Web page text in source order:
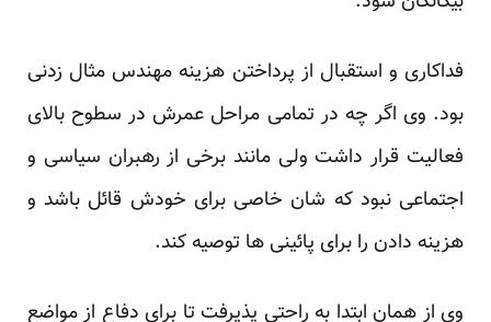
فداکاری و استقبال از پرداختن هزینه مهندس مثال زدنی
بود. وی اگر چه در تمامی مراحل عمرش در سطوح بالای
فعالیت قرار داشت ولی مانند برخی از رهبران سیاسی و
اجتماعی نبود که شان خاصی برای خودش قائل باشد و
هزینه دادن را برای پائینی ها توصیه کند.
وی از همان ابتدا به راحتی پذیرفت تا برای دفاع از مواضع